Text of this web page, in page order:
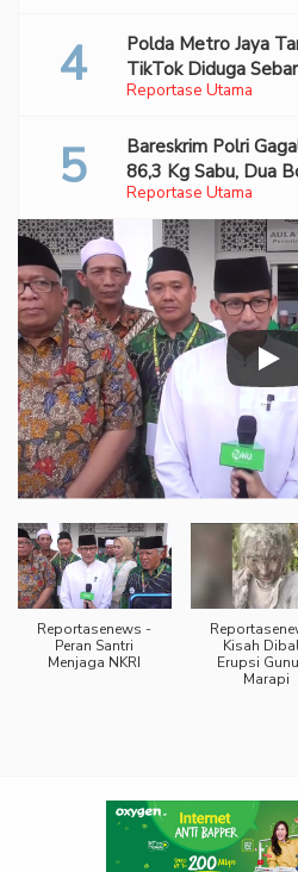
Reportase Utama
Polda Metro Jaya
TikTok Diduga
Turunkan Prabowo-
Reportase Utama
Bareskrim Polri
86,3 Kg Sabu, Dua
Diburu
Reportasenews -
Peran Santri
Menjaga NKRI
Kisah
Erupsi
Marapi